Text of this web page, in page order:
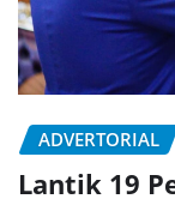
ADVERTORIAL
Lantik 19